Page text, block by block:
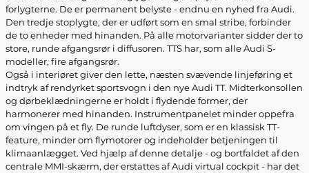
forlygterne. De er permanent belyste - endnu en nyhed fra Audi.
Den tredje stoplygte, der er udført som en smal stribe, forbinder
de to enheder med hinanden. På alle motorvarianter sidder der to
store, runde afgangsrør i diffusoren. TTS har, som alle Audi S-
modeller, fire afgangsrør.
Også i interiøret giver den lette, næsten svævende linjeføring et
indtryk af rendyrket sportsvogn i den nye Audi TT. Midterkonsollen
og dørbeklædningerne er holdt i flydende former, der
harmonerer med hinanden. Instrumentpanelet minder oppefra
om vingen på et fly. De runde luftdyser, som er en klassisk TT-
feature, minder om flymotorer og indeholder betjeningen til
klimaanlægget. Ved hjælp af denne detalje - og bortfaldet af den
centrale MMI-skærm, der erstattes af Audi virtual cockpit - har det